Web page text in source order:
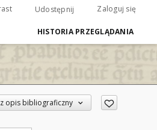
Udostępnij Zaloguj się
HISTORIA PRZEGLĄDANIA
opis bibliograficzny